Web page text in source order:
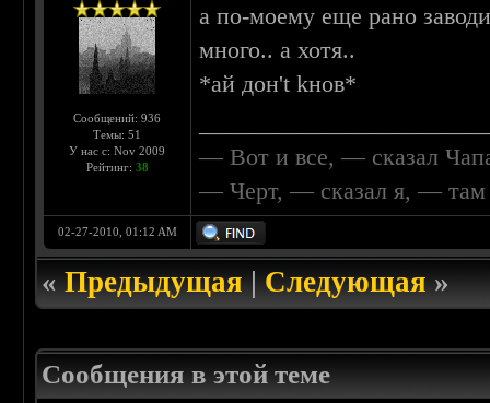
Сообщений: 936
Темы: 51
У нас с: Nov 2009
Рейтинг: 38
а по-моему еще рано
много.. а хотя..
*ай дон't kнов*
— Вот и все, — сказал
— Черт, — сказал я, — там
02-27-2010, 01:12 AM
«Предыдущая|Следующая»
Сообщения в этой теме